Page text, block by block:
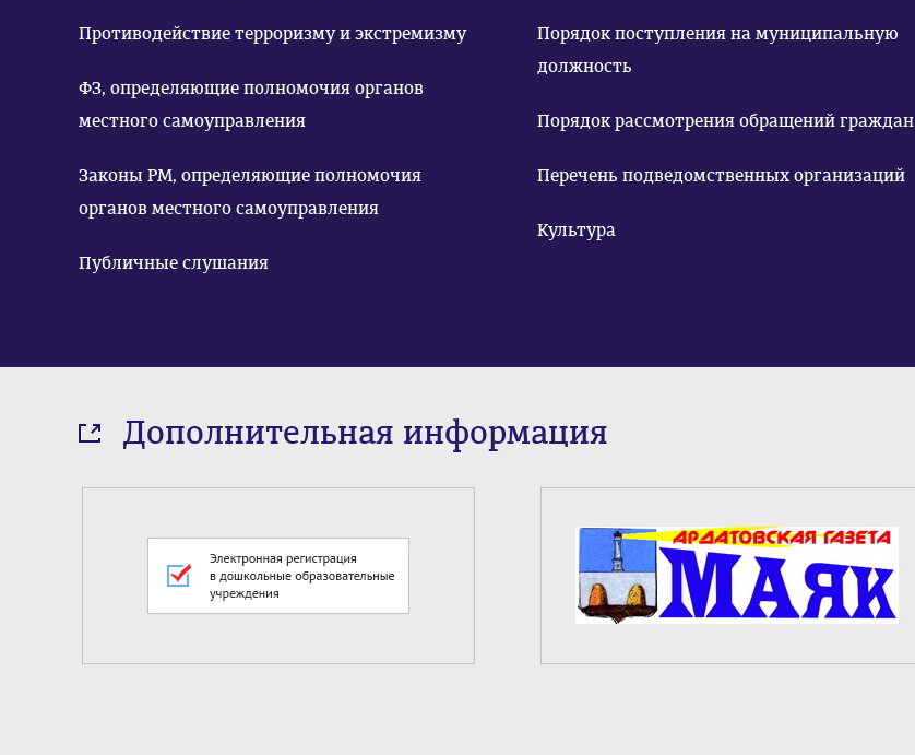
Противодействие терроризму и экстремизму
ФЗ, определяющие полномочия органов
местного самоуправления
Законы РМ, определяющие полномочия
органов местного самоуправления
Публичные слушания
Порядок поступления на муниципальную
должность
Порядок рассмотрения обращений граждан
Перечень подведомственных организаций
Культура
Дополнительная информация